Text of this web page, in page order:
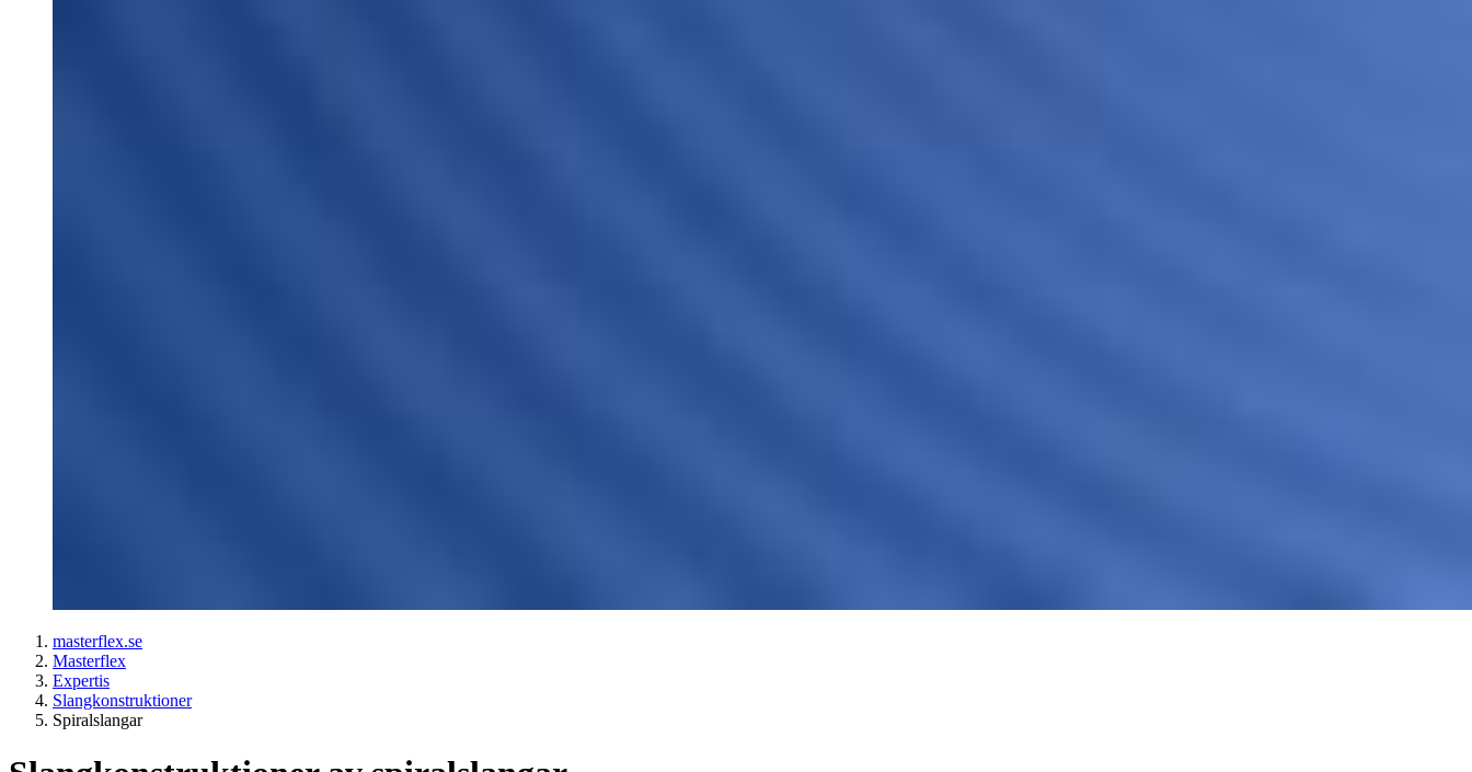
masterflex.se
Masterflex
Expertis
Slangkonstruktioner
Spiralslangar